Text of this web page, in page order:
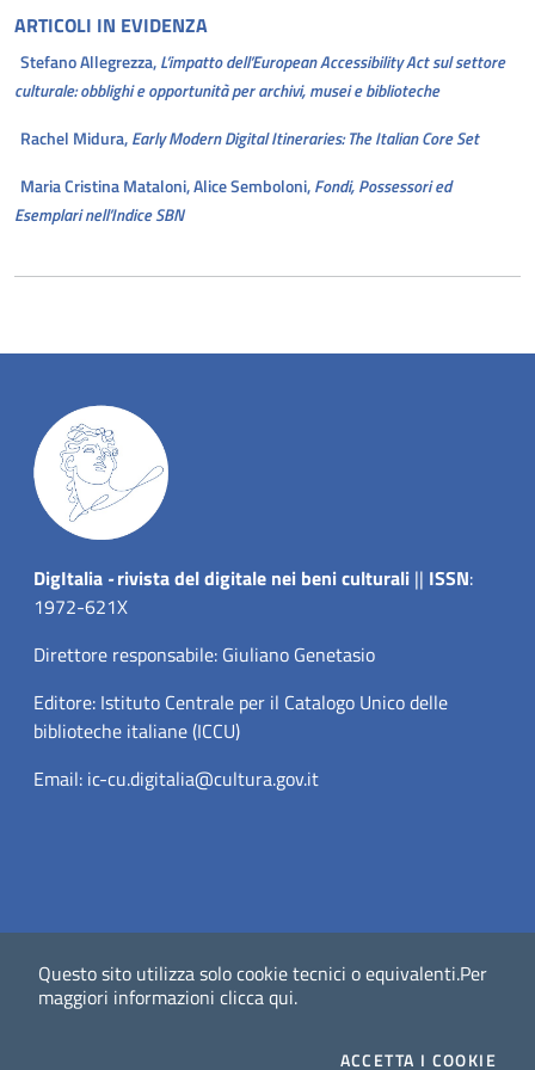
Questo sito utilizza solo cookie tecnici o equivalenti.Per
maggiori informazioni clicca qui.
ACCETTA I COOKIE
ARTICOLI IN EVIDENZA
Stefano Allegrezza,L’impatto dell’European Accessibility Act sul settore
culturale: obblighi e opportunità per archivi, musei e biblioteche
Rachel Midura,Early Modern Digital Itineraries: The Italian Core Set
Maria Cristina Mataloni, Alice Semboloni,Fondi, Possessori ed
Esemplari nell’Indice SBN
DigItalia -rivista del digitale nei beni culturali || ISSN:
1972-621X
Direttore responsabile: Giuliano Genetasio
Editore: Istituto Centrale per il Catalogo Unico delle
biblioteche italiane (ICCU)
Email: ic-cu.digitalia@cultura.gov.it
Dichiarazione di accessibilità
Website powered by